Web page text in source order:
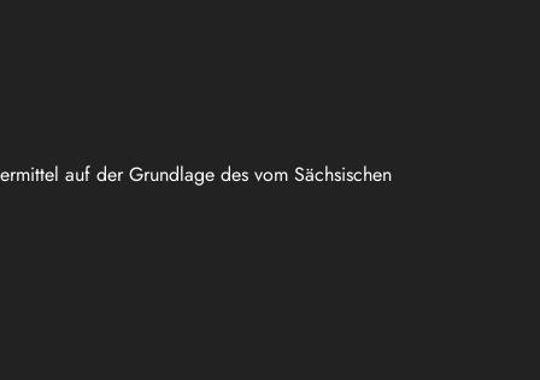
auf der Grundlage des vom Sächsischen